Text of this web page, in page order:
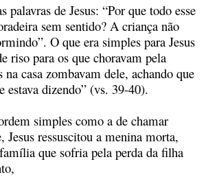
palavras de Jesus: “Por que todo esse
sem sentido? A criança não
O que era simples para Jesus
riso para os que choravam pela
na casa zombavam dele, achando que
estava dizendo” (vs. 39-40).
simples como a de chamar
Jesus ressuscitou a menina morta,
que sofria pela perda da filha